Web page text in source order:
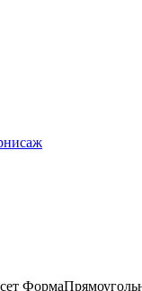
Форма